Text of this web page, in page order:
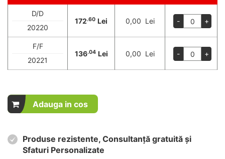
D/D
20220
172.60 Lei 0,00 Lei - +
F/F
20221
136.04 Lei 0,00 Lei - +
Adauga in cos
Produse rezistente, Consultanță gratuită și
Sfaturi Personalizate